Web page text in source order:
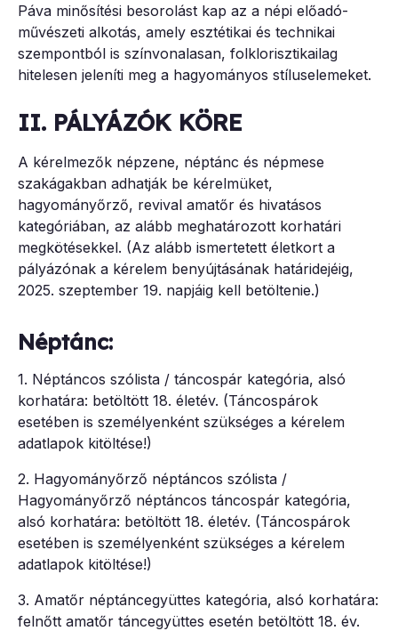
Páva minősítési besorolást kap az a népi előadó-
művészeti alkotás, amely esztétikai és technikai
szempontból is színvonalasan, folklorisztikailag
hitelesen jeleníti meg a hagyományos stíluselemeket.
II. PÁLYÁZÓK KÖRE
A kérelmezők népzene, néptánc és népmese
szakágakban adhatják be kérelmüket,
hagyományőrző, revival amatőr és hivatásos
kategóriában, az alább meghatározott korhatári
megkötésekkel. (Az alább ismertetett életkort a
pályázónak a kérelem benyújtásának határidejéig,
2025. szeptember 19. napjáig kell betöltenie.)
Néptánc:
1. Néptáncos szólista / táncospár kategória, alsó
korhatára: betöltött 18. életév. (Táncospárok
esetében is személyenként szükséges a kérelem
adatlapok kitöltése!)
2. Hagyományőrző néptáncos szólista /
Hagyományőrző néptáncos táncospár kategória,
alsó korhatára: betöltött 18. életév. (Táncospárok
esetében is személyenként szükséges a kérelem
adatlapok kitöltése!)
3. Amatőr néptáncegyüttes kategória, alsó korhatára:
felnőtt amatőr táncegyüttes esetén betöltött 18. év.